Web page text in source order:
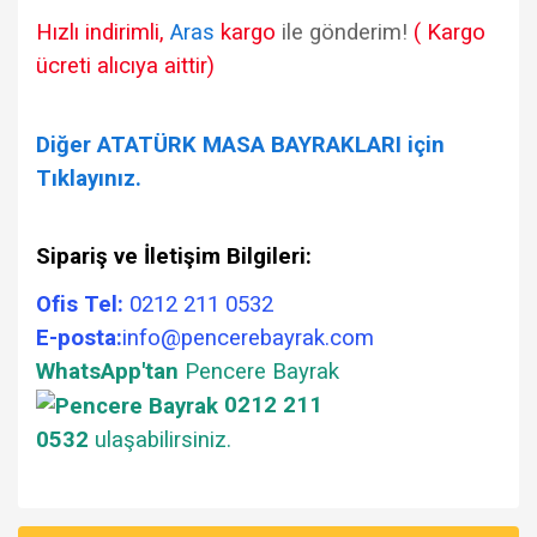
Hızlı indirimli, Aras kargo ile gönderim! ( Kargo
ücreti alıcıya aittir)
Diğer ATATÜRK MASA BAYRAKLARI için
Tıklayınız.
Sipariş ve İletişim Bilgileri:
Ofis Tel: 0212 211 0532
E-posta:info@pencerebayrak.com
WhatsApp'tan Pencere Bayrak
0212 211
0532 ulaşabilirsiniz.